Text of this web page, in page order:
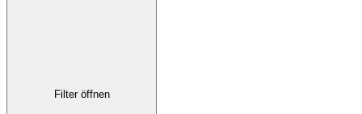
Filter öffnen